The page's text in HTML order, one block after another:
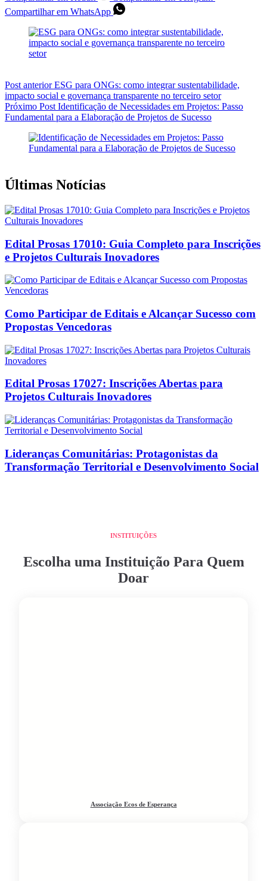
Compartilhar em WhatsApp
Post anteriorESG para ONGs: como integrar sustentabilidade,
impacto social e governança transparente no terceiro setor
Próximo Post Identificação de Necessidades em Projetos: Passo
Fundamental para a Elaboração de Projetos de Sucesso
Últimas Notícias
Edital Prosas 17010: Guia Completo para Inscrições
e Projetos Culturais Inovadores
Como Participar de Editais e Alcançar Sucesso com
Propostas Vencedoras
Edital Prosas 17027: Inscrições Abertas para
Projetos Culturais Inovadores
Lideranças Comunitárias: Protagonistas da
Transformação Territorial e Desenvolvimento Social
INSTITUIÇÕES
Escolha uma Instituição Para Quem
Doar
Associação Ecos de Esperança